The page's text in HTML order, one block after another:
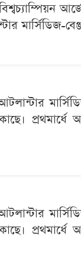
মার্সিডিজ-
প্রথমার্ধে
প্রথমার্ধে